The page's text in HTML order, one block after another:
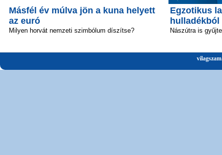
Másfél év múlva jön a kuna helyett
az euró
Milyen horvát nemzeti szimbólum díszítse?
Egzotikus
hulladékból
Nászútra is